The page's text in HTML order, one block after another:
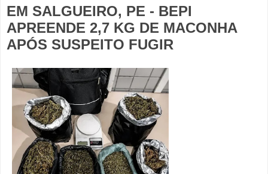
EM SALGUEIRO, PE - BEPI
APREENDE 2,7 KG DE MACONHA
APÓS SUSPEITO FUGIR